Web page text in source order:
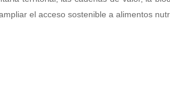
el acceso sostenible a alimentos